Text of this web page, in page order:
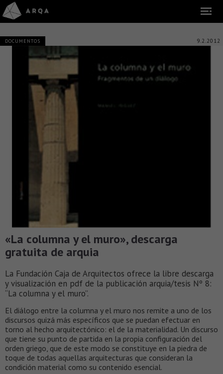
DOCUMENTOS 9.2.2012
«La columna y el muro», descarga
gratuita de arquia
La Fundación Caja de Arquitectos ofrece la libre descarga
y visualización en pdf de la publicación arquia/tesis Nº 8:
“La columna y el muro”.
El diálogo entre la columna y el muro nos remite a uno de los
discursos quizá más específicos que se puedan efectuar en
torno al hecho arquitectónico: el de la materialidad. Un discurso
que tiene su punto de partida en la propia configuración del
orden griego, que de este modo se constituye en la piedra de
toque de todas aquellas arquitecturas que consideran la
condición material como su contenido esencial.